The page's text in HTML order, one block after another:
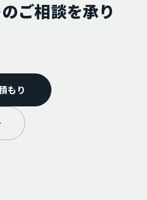
ご相談を承り
もり